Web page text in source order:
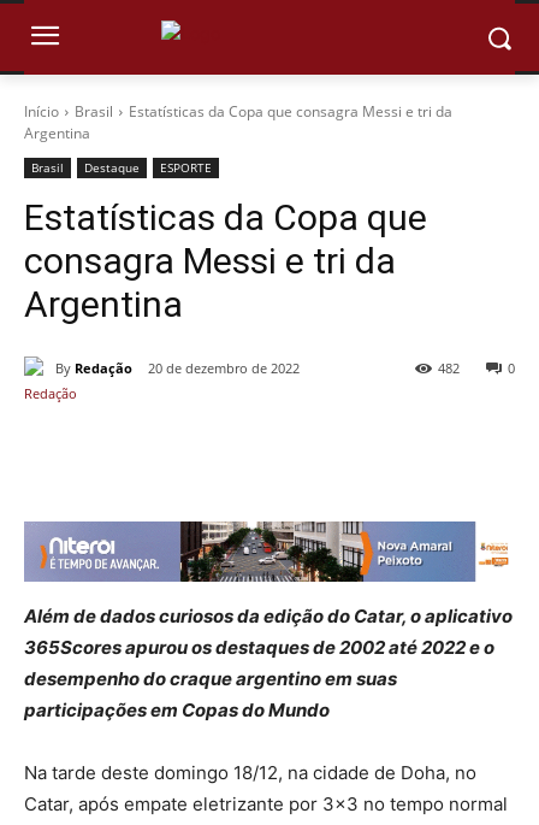
Início Brasil
Estatísticas da Copa que consagra Messi e tri da
Argentina
Brasil Destaque ESPORTE
Estatísticas da Copa que
consagra Messi e tri da
Argentina
By Redação 20 de dezembro de 2022 0
482
Além de dados curiosos da edição do Catar, o aplicativo
365Scores apurou os destaques de 2002 até 2022 e o
desempenho do craque argentino em suas
participações em Copas do Mundo
Na tarde deste domingo 18/12, na cidade de Doha, no
Catar, após empate eletrizante por 3×3 no tempo normal